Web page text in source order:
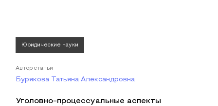
Юридические науки
Автор статьи
Бурякова Татьяна Александровна
Уголовно-процессуальные аспекты